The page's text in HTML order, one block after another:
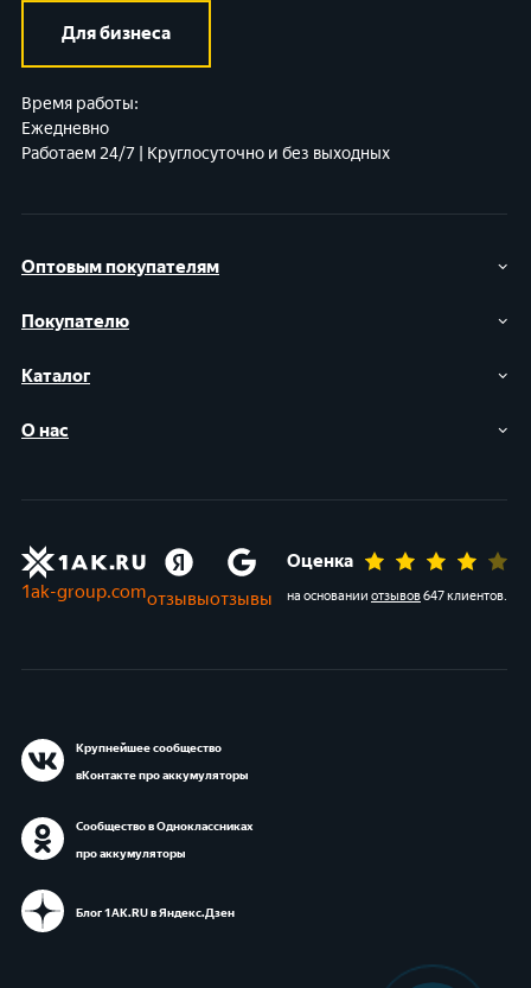
Оптовым покупателям
Покупателю
Каталог
О нас
Для бизнеса
Время работы:
Ежедневно
Работаем 24/7 | Круглосуточно и без выходных
1ak-group.comотзывыотзывы
Оценка
на основании отзывов647 клиентов.
Крупнейшее сообщество
вКонтакте про аккумуляторы
Сообщество в Одноклассниках
про аккумуляторы
Блог 1АК.RU в Яндекс.Дзен